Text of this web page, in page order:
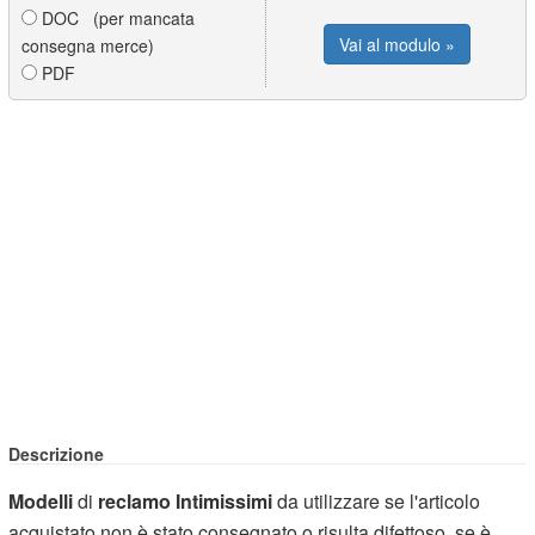
DOC (per mancata
consegna merce)
PDF
Vai al modulo »
Descrizione
Modellidi reclamo Intimissimida utilizzare se l'articolo